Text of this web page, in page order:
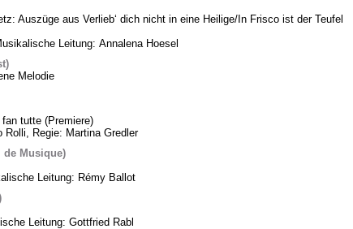
Auszüge aus Verlieb‘ dich nicht in eine Heilige/In Frisco ist der Teufel
Leitung: Annalena Hoesel
Melodie
tutte (Premiere)
Regie: Martina Gredler
de Musique)
Leitung: Rémy Ballot
Leitung: Gottfried Rabl